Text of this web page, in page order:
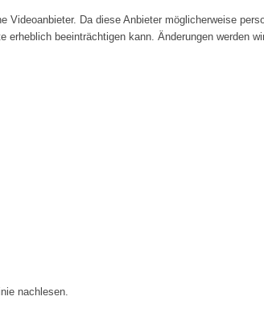
Da diese Anbieter möglicherweise
beeinträchtigen kann. Änderungen werden
nachlesen.